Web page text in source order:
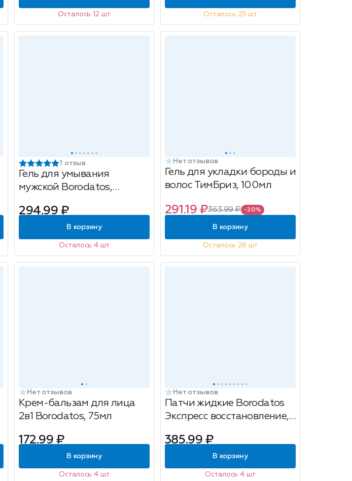
Осталось 12 шт Осталось 25 шт
1 отзыв
Гель для умывания
мужской Borodatos,
294.99 ₽
В корзину
Осталось 4 шт
Нет отзывов
Гель для укладки бороды и
волос ТимБриз, 100мл
291.19 ₽363.99 ₽ -20%
В корзину
Осталось 26 шт
Нет отзывов
Крем-бальзам для лица
2в1 Borodatos, 75мл
172.99 ₽
В корзину
Осталось 4 шт
Нет отзывов
Патчи жидкие Borodatos
Экспресс восстановление,
385.99 ₽
В корзину
Осталось 4 шт